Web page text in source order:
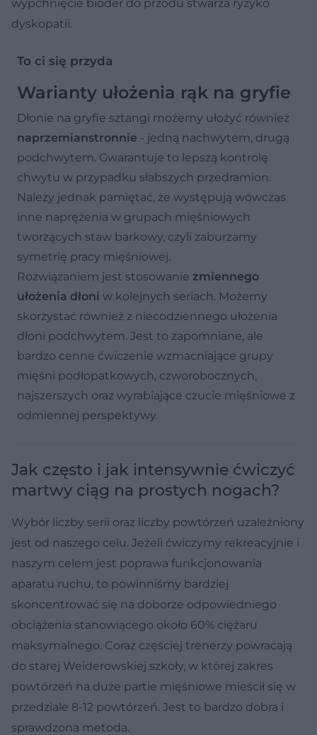
wypchnięcie bioder do przodu stwarza ryzyko
dyskopatii.
To ci się przyda
Warianty ułożenia rąk na gryfie
Dłonie na gryfie sztangi możemy ułożyć również
naprzemianstronnie - jedną nachwytem, drugą
podchwytem. Gwarantuje to lepszą kontrolę
chwytu w przypadku słabszych przedramion.
Należy jednak pamiętać, że występują wówczas
inne naprężenia w grupach mięśniowych
tworzących staw barkowy, czyli zaburzamy
symetrię pracy mięśniowej.
Rozwiązaniem jest stosowanie zmiennego
ułożenia dłoni w kolejnych seriach. Możemy
skorzystać również z niecodziennego ułożenia
dłoni podchwytem. Jest to zapomniane, ale
bardzo cenne ćwiczenie wzmacniające grupy
mięśni podłopatkowych, czworobocznych,
najszerszych oraz wyrabiające czucie mięśniowe z
odmiennej perspektywy.
Jak często i jak intensywnie ćwiczyć
martwy ciąg na prostych nogach?
Wybór liczby serii oraz liczby powtórzeń uzależniony
jest od naszego celu. Jeżeli ćwiczymy rekreacyjnie i
naszym celem jest poprawa funkcjonowania
aparatu ruchu, to powinniśmy bardziej
skoncentrować się na doborze odpowiedniego
obciążenia stanowiącego około 60% ciężaru
maksymalnego. Coraz częściej trenerzy powracają
do starej Weiderowskiej szkoły, w której zakres
powtórzeń na duże partie mięśniowe mieścił się w
przedziale 8-12 powtórzeń. Jest to bardzo dobra i
sprawdzona metoda.